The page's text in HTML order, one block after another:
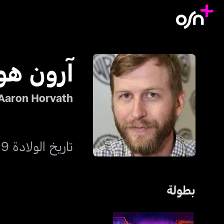
آرون
Horvath
تاريخ الولادة 19 أغسطس 1980
بطولة